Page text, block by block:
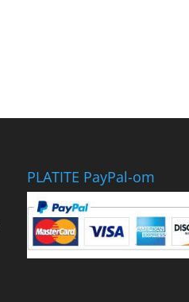
PLATITE PayPal-om